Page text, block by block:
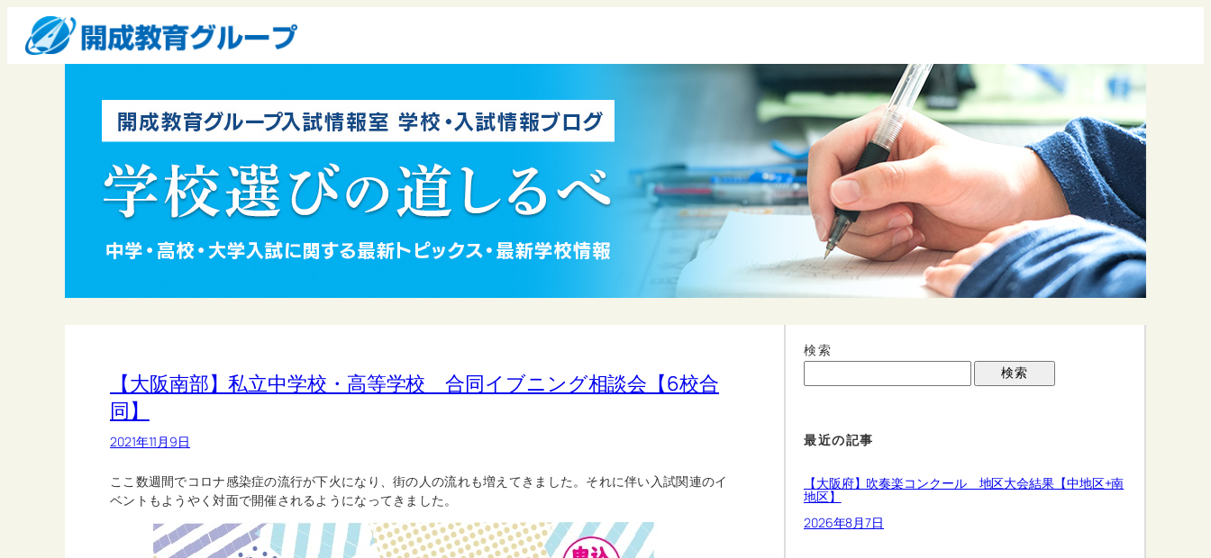
【大阪南部】私立中学校・高等学校 合同イブニング相談会【6校合
同】
2021年11月9日
ここ数週間でコロナ感染症の流行が下火になり、街の人の流れも増えてきました。それに伴い入試関連のイ
ベントもようやく対面で開催されるようになってきました。
検索
検索
最近の記事
【大阪府】吹奏楽コンクール 地区大会結果【中地区+南
地区】
2026年8月7日